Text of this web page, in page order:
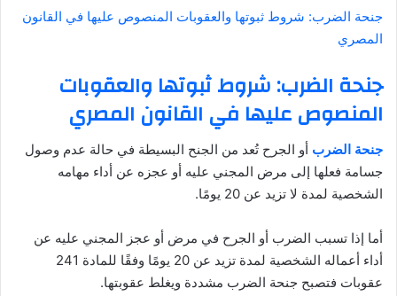
جنحة الضرب: شروط ثبوتها والعقوبات المنصوص عليها في القانون
المصري
جنحة الضرب: شروط ثبوتها والعقوبات
المنصوص عليها في القانون المصري
جنحة الضرب أو الجرح تُعد من الجنح البسيطة في حالة عدم وصول
جسامة فعلها إلى مرض المجني عليه أو عجزه عن أداء مهامه
الشخصية لمدة لا تزيد عن 20 يومًا.
أما إذا تسبب الضرب أو الجرح في مرض أو عجز المجني عليه عن
أداء أعماله الشخصية لمدة تزيد عن 20 يومًا وفقًا للمادة 241
عقوبات فتصبح جنحة الضرب مشددة ويغلط عقوبتها.